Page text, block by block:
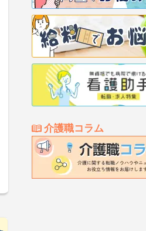
介護職コラム